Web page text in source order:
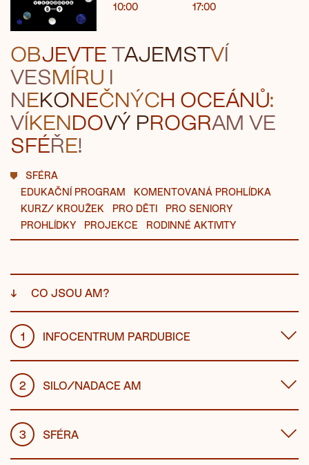
10:00 17:00
OBJEVTE TAJEMSTVÍ
VESMÍRU I
NEKONEČNÝCH OCEÁNŮ:
VÍKENDOVÝ PROGRAM VE
SFÉŘE!
SFÉRA
EDUKAČNÍ PROGRAM
KOMENTOVANÁ PROHLÍDKA
KURZ/ KROUŽEK
PRO DĚTI
PRO SENIORY
PROHLÍDKY
PROJEKCE RODINNÉ AKTIVITY
↓ CO JSOU AM?
1 INFOCENTRUM PARDUBICE
2 SILO/NADACE AM
3 SFÉRA